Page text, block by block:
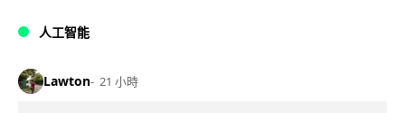
人工智能
Lawton 21 小時